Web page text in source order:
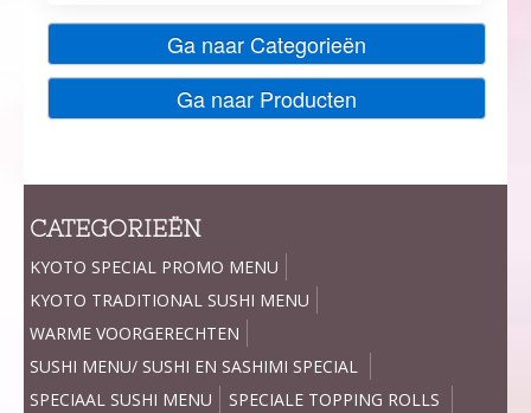
Ga naar Categorieën
Ga naar Producten
CATEGORIEËN
KYOTO SPECIAL PROMO MENU
KYOTO TRADITIONAL SUSHI MENU
WARME VOORGERECHTEN
SUSHI MENU/ SUSHI EN SASHIMI SPECIAL
SPECIAAL SUSHI MENU
SPECIALE TOPPING ROLLS